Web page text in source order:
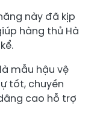
này đã kịp
hàng thủ Hà
mẫu hậu vệ
tốt, chuyền
cao hỗ trợ